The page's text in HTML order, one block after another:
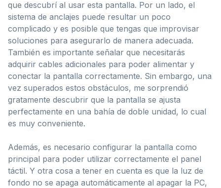
que descubrí al usar esta pantalla. Por un lado, el
sistema de anclajes puede resultar un poco
complicado y es posible que tengas que improvisar
soluciones para asegurarlo de manera adecuada.
También es importante señalar que necesitarás
adquirir cables adicionales para poder alimentar y
conectar la pantalla correctamente. Sin embargo, una
vez superados estos obstáculos, me sorprendió
gratamente descubrir que la pantalla se ajusta
perfectamente en una bahía de doble unidad, lo cual
es muy conveniente.
Además, es necesario configurar la pantalla como
principal para poder utilizar correctamente el panel
táctil. Y otra cosa a tener en cuenta es que la luz de
fondo no se apaga automáticamente al apagar la PC,